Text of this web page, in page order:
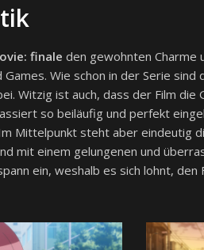
finale den gewohnten Charme
Games. Wie schon in der Serie
Witzig ist auch, dass der Film
so beiläufig und perfekt
Mittelpunkt steht aber eindeutig
mit einem gelungenen und
ein, weshalb es sich lohnt, den